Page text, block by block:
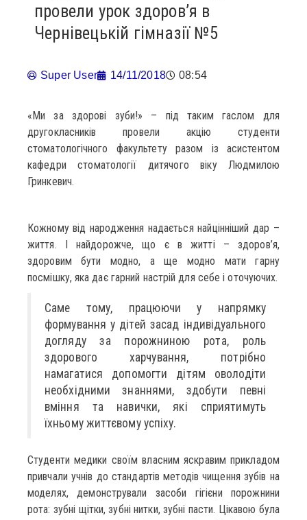
провели урок здоров’я в
Чернівецькій гімназії №5
Super User 14/11/2018 08:54
«Ми за здорові зуби!» – під таким гаслом для
другокласників провели акцію студенти
стоматологічного факультету разом із асистентом
кафедри стоматології дитячого віку Людмилою
Гринкевич.
Кожному від народження надається найцінніший дар –
життя. І найдорожче, що є в житті – здоров’я,
здоровим бути модно, а ще модно мати гарну
посмішку, яка дає гарний настрій для себе і оточуючих.
Саме тому, працюючи у напрямку
формування у дітей засад індивідуального
догляду за порожниною рота, роль
здорового харчування, потрібно
намагатися допомогти дітям оволодіти
необхідними знаннями, здобути певні
вміння та навички, які сприятимуть
їхньому життєвому успіху.
Студенти медики своїм власним яскравим прикладом
привчали учнів до стандартів методів чищення зубів на
моделях, демонстрували засоби гігієни порожнини
рота: зубні щітки, зубні нитки, зубні пасти. Цікавою була